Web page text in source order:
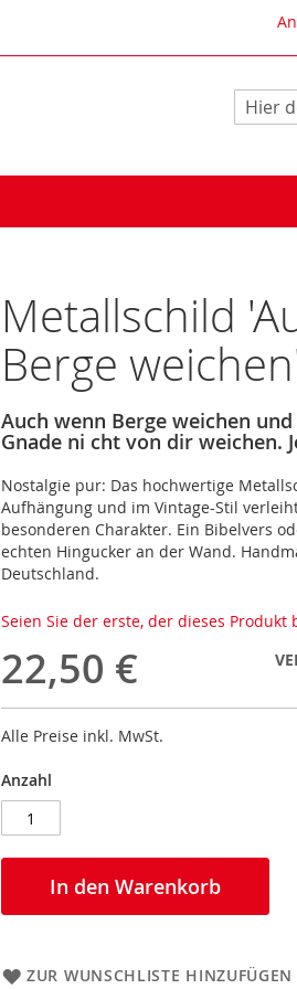
Suche
Metallschild
Berge
Auch wenn Berge weichen
Gnade ni cht von dir weichen.
Nostalgie pur: Das hochwertige
Aufhängung und im Vintage-Stil
besonderen Charakter. Ein Bibelvers
echten Hingucker an der Wand.
Deutschland.
Seien Sie der erste, der dieses Produkt
22,50 €
Alle Preise inkl. MwSt.
Anzahl
In den Warenkorb
ZUR WUNSCHLISTE HINZUFÜGEN